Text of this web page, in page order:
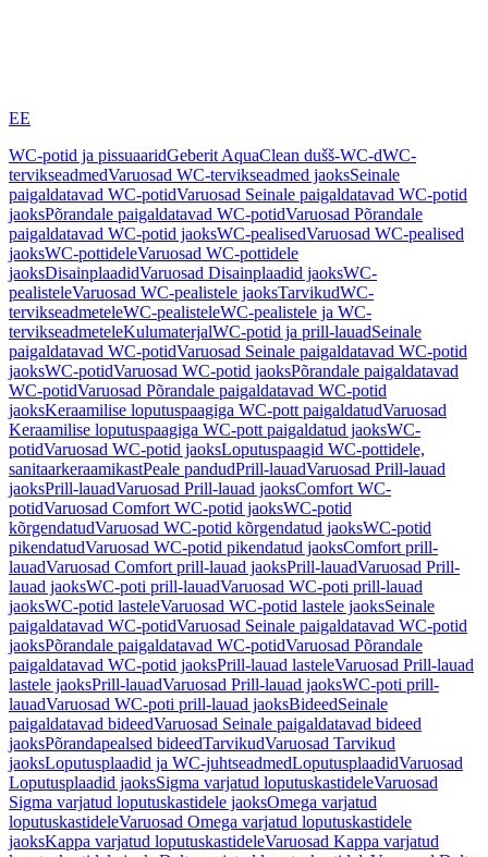
EE
WC-potid ja pissuaaridGeberit AquaClean dušš-WC-dWC-
tervikseadmedVaruosad WC-tervikseadmed jaoksSeinale
paigaldatavad WC-potidVaruosad Seinale paigaldatavad WC-potid
jaoksPõrandale paigaldatavad WC-potidVaruosad Põrandale
paigaldatavad WC-potid jaoksWC-pealisedVaruosad WC-pealised
jaoksWC-pottideleVaruosad WC-pottidele
jaoksDisainplaadidVaruosad Disainplaadid jaoksWC-
pealisteleVaruosad WC-pealistele jaoksTarvikudWC-
tervikseadmeteleWC-pealisteleWC-pealistele ja WC-
tervikseadmeteleKulumaterjalWC-potid ja prill-lauadSeinale
paigaldatavad WC-potidVaruosad Seinale paigaldatavad WC-potid
jaoksWC-potidVaruosad WC-potid jaoksPõrandale paigaldatavad
WC-potidVaruosad Põrandale paigaldatavad WC-potid
jaoksKeraamilise loputuspaagiga WC-pott paigaldatudVaruosad
Keraamilise loputuspaagiga WC-pott paigaldatud jaoksWC-
potidVaruosad WC-potid jaoksLoputuspaagid WC-pottidele,
sanitaarkeraamikastPeale pandudPrill-lauadVaruosad Prill-lauad
jaoksPrill-lauadVaruosad Prill-lauad jaoksComfort WC-
potidVaruosad Comfort WC-potid jaoksWC-potid
kõrgendatudVaruosad WC-potid kõrgendatud jaoksWC-potid
pikendatudVaruosad WC-potid pikendatud jaoksComfort prill-
lauadVaruosad Comfort prill-lauad jaoksPrill-lauadVaruosad Prill-
lauad jaoksWC-poti prill-lauadVaruosad WC-poti prill-lauad
jaoksWC-potid lasteleVaruosad WC-potid lastele jaoksSeinale
paigaldatavad WC-potidVaruosad Seinale paigaldatavad WC-potid
jaoksPõrandale paigaldatavad WC-potidVaruosad Põrandale
paigaldatavad WC-potid jaoksPrill-lauad lasteleVaruosad Prill-lauad
lastele jaoksPrill-lauadVaruosad Prill-lauad jaoksWC-poti prill-
lauadVaruosad WC-poti prill-lauad jaoksBideedSeinale
paigaldatavad bideedVaruosad Seinale paigaldatavad bideed
jaoksPõrandapealsed bideedTarvikudVaruosad Tarvikud
jaoksLoputusplaadid ja WC-juhtseadmedLoputusplaadidVaruosad
Loputusplaadid jaoksSigma varjatud loputuskastideleVaruosad
Sigma varjatud loputuskastidele jaoksOmega varjatud
loputuskastideleVaruosad Omega varjatud loputuskastidele
jaoksKappa varjatud loputuskastideleVaruosad Kappa varjatud